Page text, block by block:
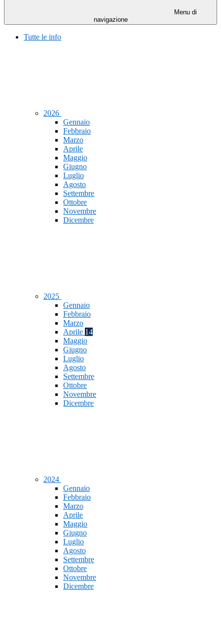
Menu di
navigazione
Tutte le info
2026
Gennaio
Febbraio
Marzo
Aprile
Maggio
Giugno
Luglio
Agosto
Settembre
Ottobre
Novembre
Dicembre
2025
Gennaio
Febbraio
Marzo
Aprile 14
Maggio
Giugno
Luglio
Agosto
Settembre
Ottobre
Novembre
Dicembre
2024
Gennaio
Febbraio
Marzo
Aprile
Maggio
Giugno
Luglio
Agosto
Settembre
Ottobre
Novembre
Dicembre